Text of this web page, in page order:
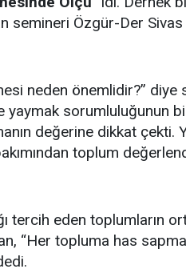
semineri Özgür-Der
neden önemlidir?” diye
yaymak sorumluluğunun
değerine dikkat çekti.
toplum
tercih eden toplumların
“Her topluma has